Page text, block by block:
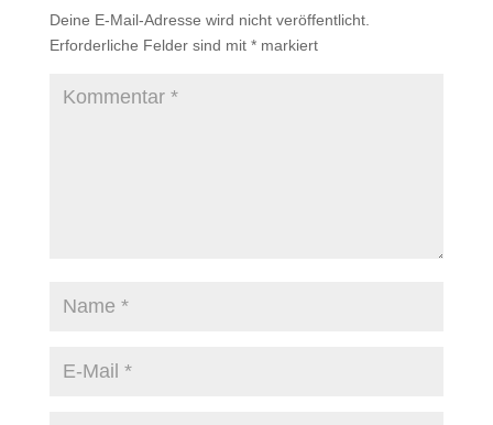
Deine E-Mail-Adresse wird nicht veröffentlicht.
Erforderliche Felder sind mit *markiert